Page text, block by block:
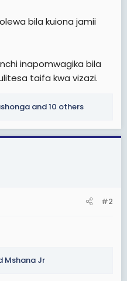
bila kuiona jamii
inapomwagika bila
taifa kwa vizazi.
and 10 others
#2
Mshana Jr